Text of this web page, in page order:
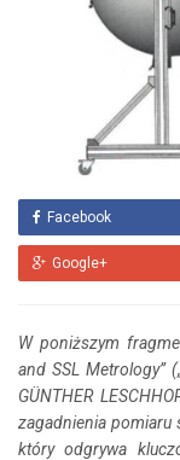
Facebook
Google+
W poniższym
and SSL Metrology”
GÜNTHER
zagadnienia pomiaru
który odgrywa